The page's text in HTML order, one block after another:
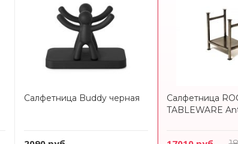
Салфетница Buddy черная
Салфетница
TABLEWARE